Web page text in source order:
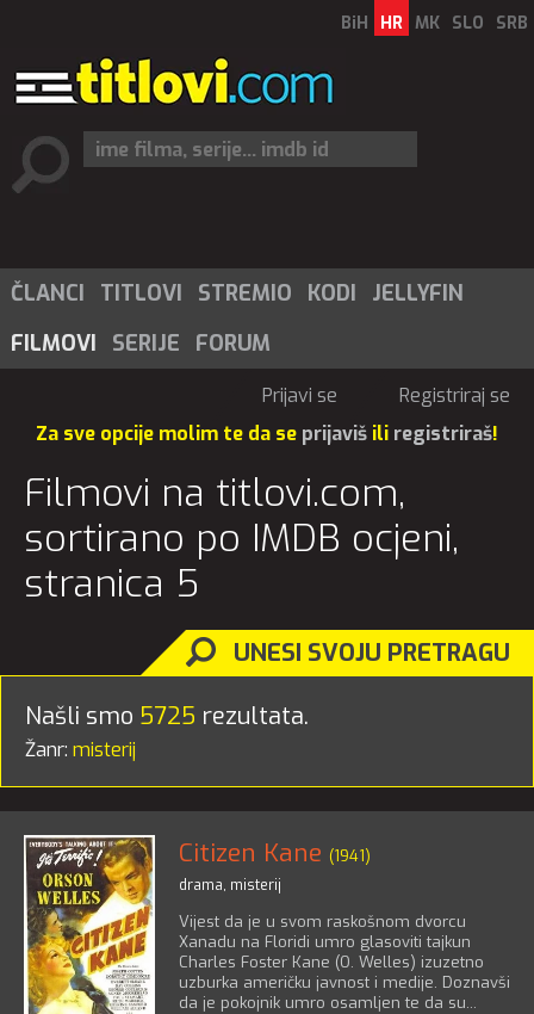
BiH HR MK SLO SRB
ČLANCI TITLOVI STREMIO KODI
JELLYFIN
FILMOVI
SERIJE FORUM
Prijavi se
Registriraj se
Za sve opcije molim te da se prijaviš ili registriraš!
Filmovi na titlovi.com,
sortirano po IMDB ocjeni,
stranica 5
UNESI SVOJU PRETRAGU
Našli smo 5725 rezultata.
Žanr: misterij
Citizen Kane (1941)
drama, misterij
Vijest da je u svom raskošnom dvorcu
Xanadu na Floridi umro glasoviti tajkun
Charles Foster Kane (O. Welles) izuzetno
uzburka američku javnost i medije. Doznavši
da je pokojnik umro osamljen te da su...